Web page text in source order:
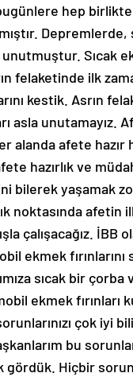
hep birlikte
Sıcak
felaketinde ilk
kestik. Asrın
asla unutamayız.
alanda afete
hazırlık ve
bilerek yaşamak
noktasında afetin
çalışacağız.
ekmek
sıcak bir
ekmek
çok
bu
Hiçbir